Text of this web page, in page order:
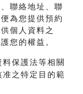
聯絡地址、聯
為您提供預約
個人資料之
您的權益。
保護法等相關
之特定目的範